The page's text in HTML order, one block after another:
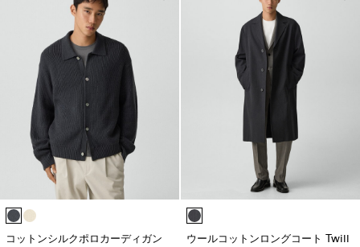
コットンシルクポロカーディガン
ウールコットンロングコート Twill